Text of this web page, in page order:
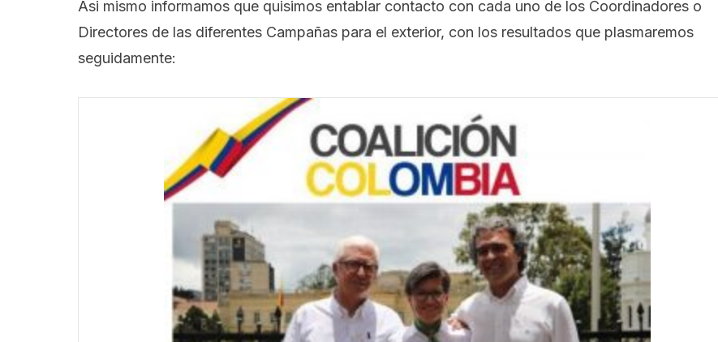
Asi mismo informamos que quisimos entablar contacto con cada uno de los Coordinadores o
Directores de las diferentes Campañas para el exterior, con los resultados que plasmaremos
seguidamente: